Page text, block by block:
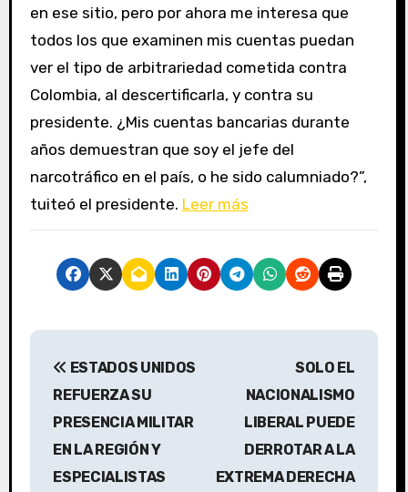
en ese sitio, pero por ahora me interesa que
todos los que examinen mis cuentas puedan
ver el tipo de arbitrariedad cometida contra
Colombia, al descertificarla, y contra su
presidente. ¿Mis cuentas bancarias durante
años demuestran que soy el jefe del
narcotráfico en el país, o he sido calumniado?”,
tuiteó el presidente. Leer más
N
ESTADOS UNIDOS
REFUERZA SU
PRESENCIA MILITAR
EN LA REGIÓN Y
ESPECIALISTAS
SOLO EL
NACIONALISMO
LIBERAL PUEDE
DERROTAR A LA
EXTREMA DERECHA